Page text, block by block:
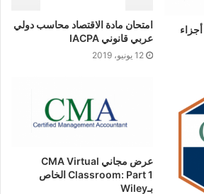
امتحان مادة الاقتصاد محاسب دولي
عربي قانوني IACPA
12 يونيو، 2019
عرض مجاني CMA Virtual
Classroom: Part 1 الخاص
بـWiley